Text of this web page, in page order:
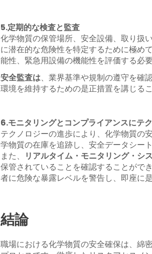
5.定期的な検査と監査
化学物質の保管場所、安全設備、取り扱
に潜在的な危険性を特定するために極め
能性、緊急用設備の機能性を評価する必要
安全監査は、業界基準や規制の遵守を確
環境を維持するための是正措置を講じるこ
6.モニタリングとコンプライアンスにテ
テクノロジーの進歩により、化学物質の
学物質の在庫を追跡し、安全データシー
また、
リアルタイム・モニタリング・シ
保管されていることを確認することがで
者に危険な暴露レベルを警告し、即座に
結論
職場における化学物質の安全確保は、綿